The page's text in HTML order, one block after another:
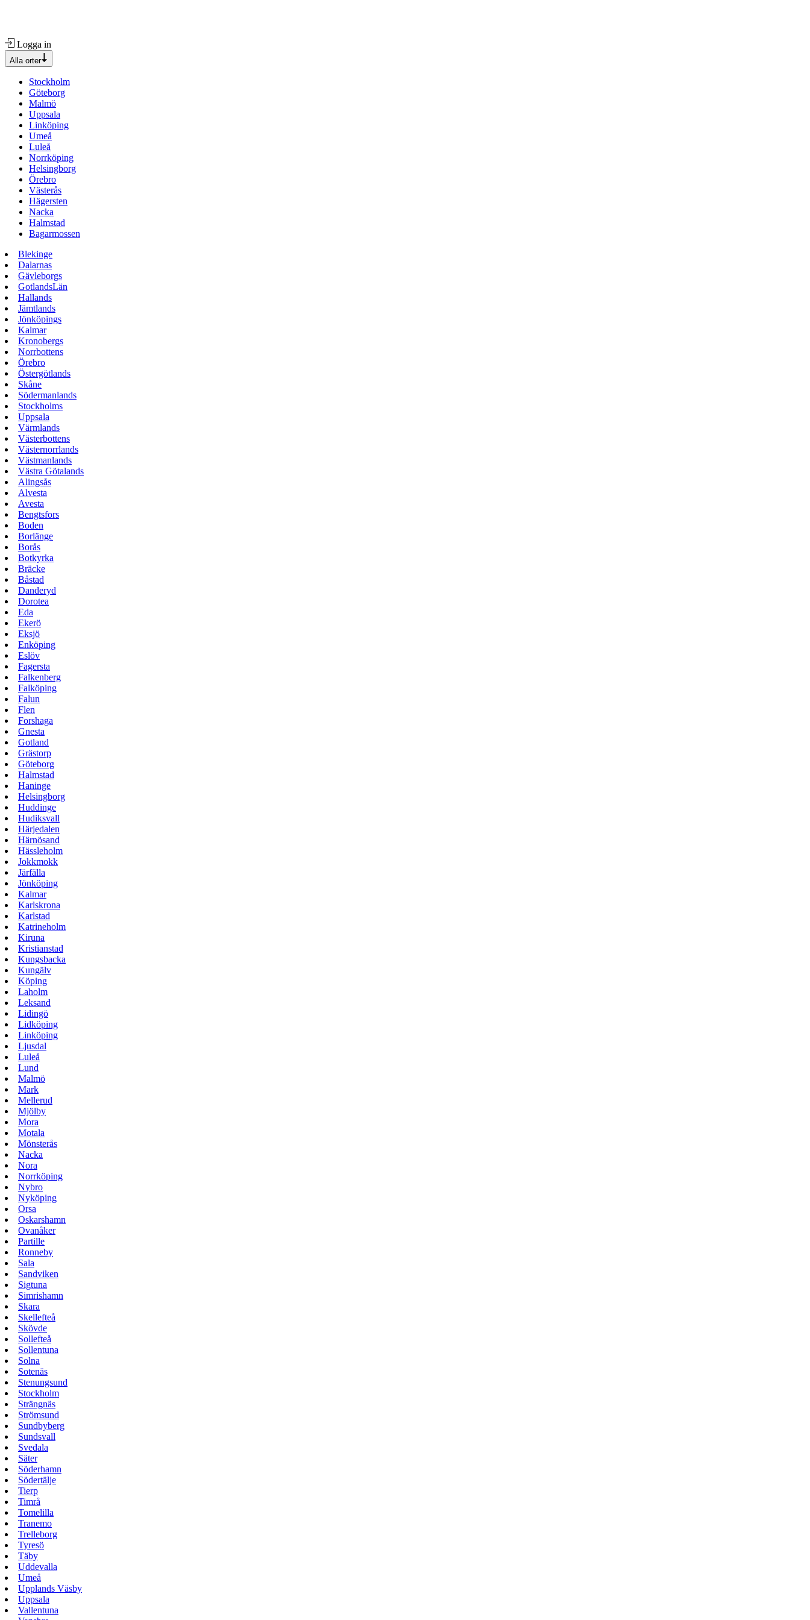
Logga in
Alla orter
Stockholm
Göteborg
Malmö
Uppsala
Linköping
Umeå
Luleå
Norrköping
Helsingborg
Örebro
Västerås
Hägersten
Nacka
Halmstad
Bagarmossen
Blekinge
Dalarnas
Gävleborgs
GotlandsLän
Hallands
Jämtlands
Jönköpings
Kalmar
Kronobergs
Norrbottens
Örebro
Östergötlands
Skåne
Södermanlands
Stockholms
Uppsala
Värmlands
Västerbottens
Västernorrlands
Västmanlands
Västra Götalands
Alingsås
Alvesta
Avesta
Bengtsfors
Boden
Borlänge
Borås
Botkyrka
Bräcke
Båstad
Danderyd
Dorotea
Eda
Ekerö
Eksjö
Enköping
Eslöv
Fagersta
Falkenberg
Falköping
Falun
Flen
Forshaga
Gnesta
Gotland
Grästorp
Göteborg
Halmstad
Haninge
Helsingborg
Huddinge
Hudiksvall
Härjedalen
Härnösand
Hässleholm
Jokkmokk
Järfälla
Jönköping
Kalmar
Karlskrona
Karlstad
Katrineholm
Kiruna
Kristianstad
Kungsbacka
Kungälv
Köping
Laholm
Leksand
Lidingö
Lidköping
Linköping
Ljusdal
Luleå
Lund
Malmö
Mark
Mellerud
Mjölby
Mora
Motala
Mönsterås
Nacka
Nora
Norrköping
Nybro
Nyköping
Orsa
Oskarshamn
Ovanåker
Partille
Ronneby
Sala
Sandviken
Sigtuna
Simrishamn
Skara
Skellefteå
Skövde
Sollefteå
Sollentuna
Solna
Sotenäs
Stenungsund
Stockholm
Strängnäs
Strömsund
Sundbyberg
Sundsvall
Svedala
Säter
Söderhamn
Södertälje
Tierp
Timrå
Tomelilla
Tranemo
Trelleborg
Tyresö
Täby
Uddevalla
Umeå
Upplands Väsby
Uppsala
Vallentuna